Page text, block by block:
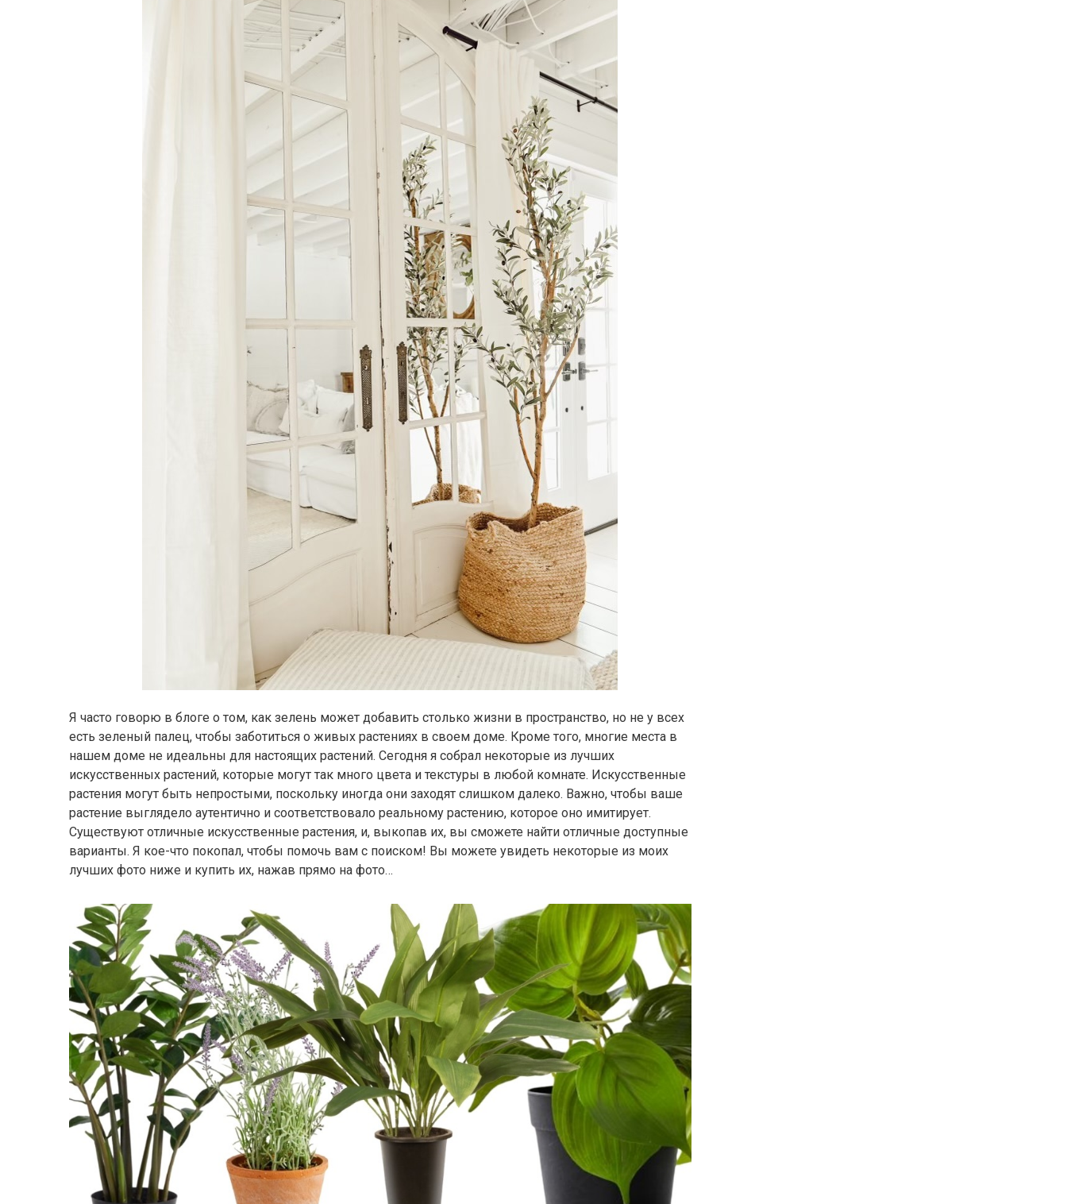
Я часто говорю в блоге о том, как зелень может добавить столько жизни в пространство, но не у всех
есть зеленый палец, чтобы заботиться о живых растениях в своем доме. Кроме того, многие места в
нашем доме не идеальны для настоящих растений. Сегодня я собрал некоторые из лучших
искусственных растений, которые могут так много цвета и текстуры в любой комнате. Искусственные
растения могут быть непростыми, поскольку иногда они заходят слишком далеко. Важно, чтобы ваше
растение выглядело аутентично и соответствовало реальному растению, которое оно имитирует.
Существуют отличные искусственные растения, и, выкопав их, вы сможете найти отличные доступные
варианты. Я кое-что покопал, чтобы помочь вам с поиском! Вы можете увидеть некоторые из моих
лучших фото ниже и купить их, нажав прямо на фото…